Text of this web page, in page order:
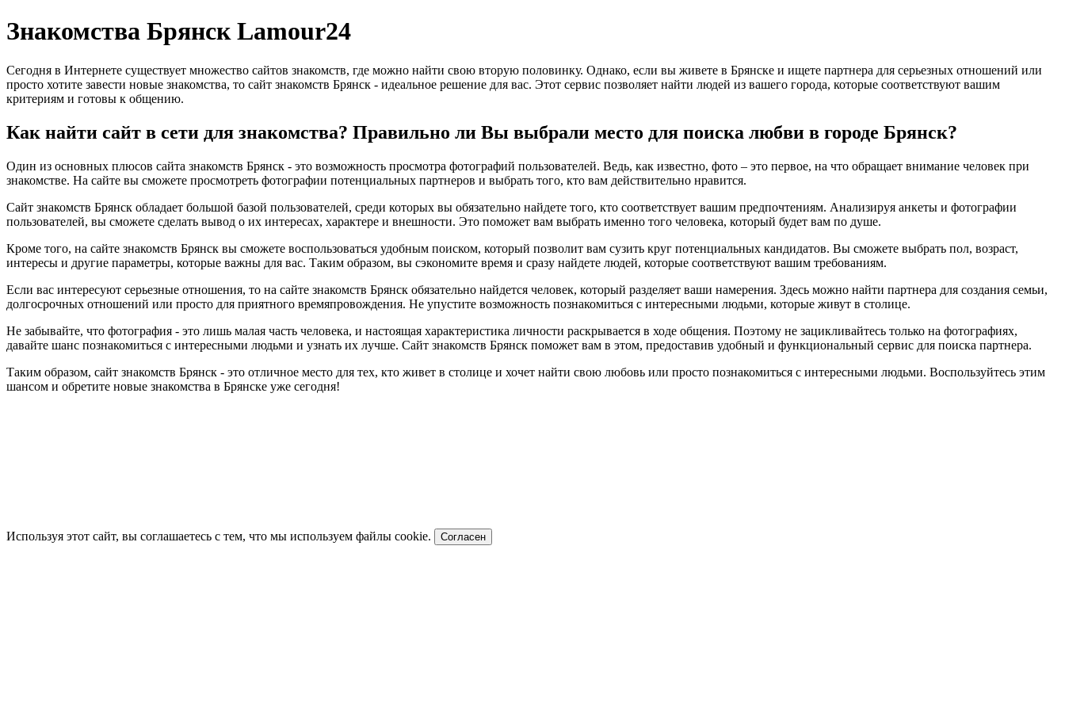
Знакомства Брянск Lamour24
Сегодня в Интернете существует множество сайтов знакомств, где можно найти свою вторую половинку. Однако, если вы живете в Брянске и ищете партнера для серьезных отношений или
просто хотите завести новые знакомства, то сайт знакомств Брянск - идеальное решение для вас. Этот сервис позволяет найти людей из вашего города, которые соответствуют вашим
критериям и готовы к общению.
Как найти сайт в сети для знакомства? Правильно ли Вы выбрали место для поиска любви в городе Брянск?
Один из основных плюсов сайта знакомств Брянск - это возможность просмотра фотографий пользователей. Ведь, как известно, фото – это первое, на что обращает внимание человек при
знакомстве. На сайте вы сможете просмотреть фотографии потенциальных партнеров и выбрать того, кто вам действительно нравится.
Сайт знакомств Брянск обладает большой базой пользователей, среди которых вы обязательно найдете того, кто соответствует вашим предпочтениям. Анализируя анкеты и фотографии
пользователей, вы сможете сделать вывод о их интересах, характере и внешности. Это поможет вам выбрать именно того человека, который будет вам по душе.
Кроме того, на сайте знакомств Брянск вы сможете воспользоваться удобным поиском, который позволит вам сузить круг потенциальных кандидатов. Вы сможете выбрать пол, возраст,
интересы и другие параметры, которые важны для вас. Таким образом, вы сэкономите время и сразу найдете людей, которые соответствуют вашим требованиям.
Если вас интересуют серьезные отношения, то на сайте знакомств Брянск обязательно найдется человек, который разделяет ваши намерения. Здесь можно найти партнера для создания семьи,
долгосрочных отношений или просто для приятного времяпровождения. Не упустите возможность познакомиться с интересными людьми, которые живут в столице.
Не забывайте, что фотография - это лишь малая часть человека, и настоящая характеристика личности раскрывается в ходе общения. Поэтому не зацикливайтесь только на фотографиях,
давайте шанс познакомиться с интересными людьми и узнать их лучше. Сайт знакомств Брянск поможет вам в этом, предоставив удобный и функциональный сервис для поиска партнера.
Таким образом, сайт знакомств Брянск - это отличное место для тех, кто живет в столице и хочет найти свою любовь или просто познакомиться с интересными людьми. Воспользуйтесь этим
шансом и обретите новые знакомства в Брянске уже сегодня!
Используя этот сайт, вы соглашаетесь с тем, что мы используем файлы cookie. Согласен